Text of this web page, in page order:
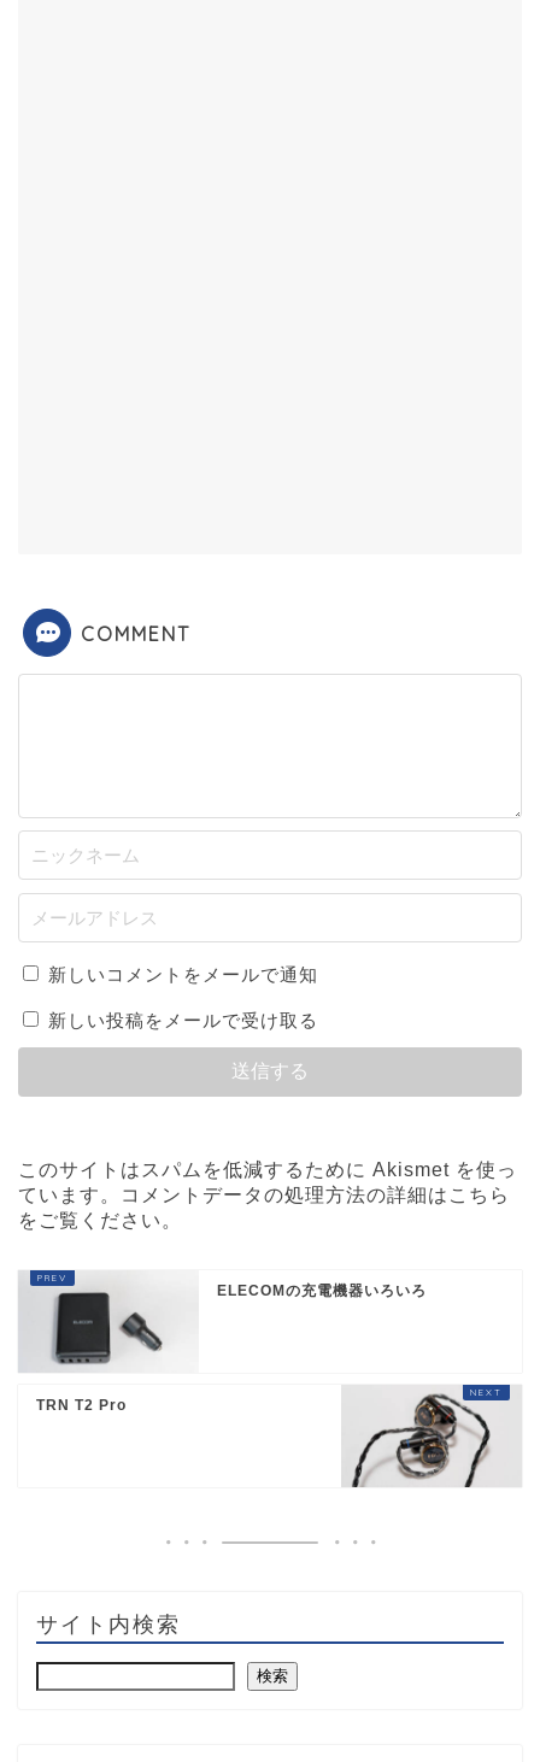
COMMENT
新しいコメントをメールで通知
新しい投稿をメールで受け取る
このサイトはスパムを低減するために Akismet を使っ
ています。
コメントデータの処理方法の詳細はこちら
をご覧ください。
ELECOMの充電機器いろいろ
TRN T2 Pro
サイト内検索
検索